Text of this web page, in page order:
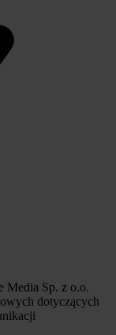
Media Sp. z o.o.
dotyczących